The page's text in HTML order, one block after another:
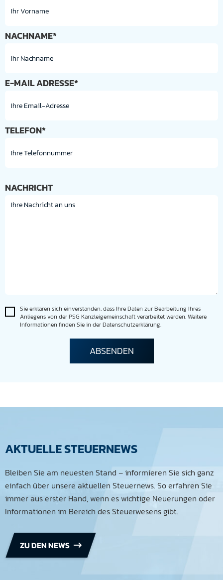
NACHNAME*
E-MAIL ADRESSE*
TELEFON*
NACHRICHT
Sie erklären sich einverstanden, dass Ihre Daten zur Bearbeitung Ihres
Anliegens von der PSG Kanzleigemeinschaft verarbeitet werden. Weitere
Informationen finden Sie in der Datenschutzerklärung.
AKTUELLE STEUERNEWS
Bleiben Sie am neuesten Stand – informieren Sie sich ganz
einfach über unsere aktuellen Steuernews. So erfahren Sie
immer aus erster Hand, wenn es wichtige Neuerungen oder
Informationen im Bereich des Steuerwesens gibt.
ZU DEN NEWS 